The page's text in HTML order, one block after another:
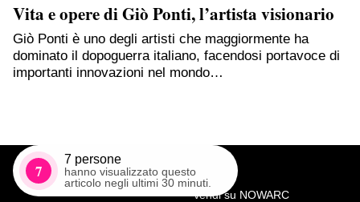
Vita e opere di Giò Ponti, l’artista visionario
Giò Ponti è uno degli artisti che maggiormente ha
dominato il dopoguerra italiano, facendosi portavoce di
importanti innovazioni nel mondo…
7
7 persone
hanno visualizzato questo
articolo negli ultimi 30 minuti.
Vendi su NOWARC